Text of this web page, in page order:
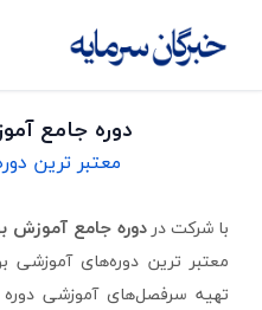
دوره جامع
معتبر ترین
با شرکت دردوره جامع آموزش
معتبر ترین دوره‌های
تهیه سرفصل‌های آموزشی